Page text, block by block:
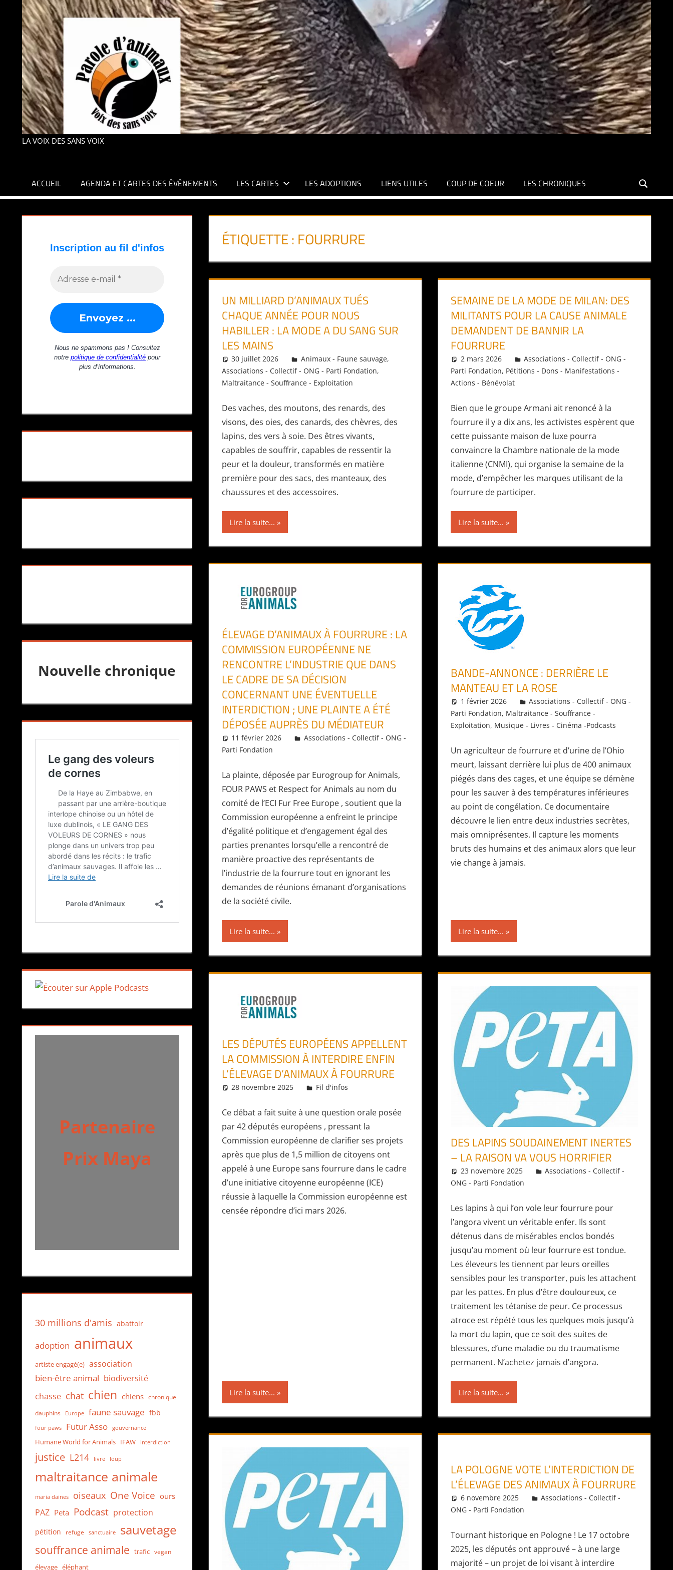
LA VOIX DES SANS VOIX
ACCUEIL AGENDA ET CARTES DES ÉVÉNEMENTS LES CARTES LES ADOPTIONS LIENS UTILES COUP DE COEUR LES CHRONIQUES
ÉTIQUETTE : FOURRURE
UN MILLIARD D’ANIMAUX TUÉS
CHAQUE ANNÉE POUR NOUS
HABILLER : LA MODE A DU SANG SUR
LES MAINS
30 juillet 2026 Daniel
Animaux - Faune sauvage,
Associations - Collectif - ONG - Parti Fondation,
Maltraitance - Souffrance - Exploitation
Des vaches, des moutons, des renards, des
visons, des oies, des canards, des chèvres, des
lapins, des vers à soie. Des êtres vivants,
capables de souffrir, capables de ressentir la
peur et la douleur, transformés en matière
première pour des sacs, des manteaux, des
chaussures et des accessoires.
Lire la suite...
SEMAINE DE LA MODE DE MILAN: DES
MILITANTS POUR LA CAUSE ANIMALE
DEMANDENT DE BANNIR LA
FOURRURE
2 mars 2026 Daniel
Associations - Collectif - ONG -
Parti Fondation, Pétitions - Dons - Manifestations -
Actions - Bénévolat
Bien que le groupe Armani ait renoncé à la
fourrure il y a dix ans, les activistes espèrent que
cette puissante maison de luxe pourra
convaincre la Chambre nationale de la mode
italienne (CNMI), qui organise la semaine de la
mode, d’empêcher les marques utilisant de la
fourrure de participer.
Lire la suite...
ÉLEVAGE D’ANIMAUX À FOURRURE : LA
COMMISSION EUROPÉENNE NE
RENCONTRE L’INDUSTRIE QUE DANS
LE CADRE DE SA DÉCISION
CONCERNANT UNE ÉVENTUELLE
INTERDICTION ; UNE PLAINTE A ÉTÉ
DÉPOSÉE AUPRÈS DU MÉDIATEUR
11 février 2026 Daniel
Associations - Collectif - ONG -
Parti Fondation
La plainte, déposée par Eurogroup for Animals,
FOUR PAWS et Respect for Animals au nom du
comité de l’ECI Fur Free Europe , soutient que la
Commission européenne a enfreint le principe
d’égalité politique et d’engagement égal des
parties prenantes lorsqu’elle a rencontré de
manière proactive des représentants de
l’industrie de la fourrure tout en ignorant les
demandes de réunions émanant d’organisations
de la société civile.
Lire la suite...
BANDE-ANNONCE : DERRIÈRE LE
MANTEAU ET LA ROSE
1 février 2026 Daniel
Associations - Collectif - ONG -
Parti Fondation, Maltraitance - Souffrance -
Exploitation, Musique - Livres - Cinéma -Podcasts
Un agriculteur de fourrure et d’urine de l’Ohio
meurt, laissant derrière lui plus de 400 animaux
piégés dans des cages, et une équipe se démène
pour les sauver à des températures inférieures
au point de congélation. Ce documentaire
découvre le lien entre deux industries secrètes,
mais omniprésentes. Il capture les moments
bruts des humains et des animaux alors que leur
vie change à jamais.
Lire la suite...
LES DÉPUTÉS EUROPÉENS APPELLENT
LA COMMISSION À INTERDIRE ENFIN
L’ÉLEVAGE D’ANIMAUX À FOURRURE
28 novembre 2025 Daniel
Fil d'infos
Ce débat a fait suite à une question orale posée
par 42 députés européens , pressant la
Commission européenne de clarifier ses projets
après que plus de 1,5 million de citoyens ont
appelé à une Europe sans fourrure dans le cadre
d’une initiative citoyenne européenne (ICE)
réussie à laquelle la Commission européenne est
censée répondre d’ici mars 2026.
Lire la suite...
DES LAPINS SOUDAINEMENT INERTES
– LA RAISON VA VOUS HORRIFIER
23 novembre 2025 Daniel
Associations - Collectif -
ONG - Parti Fondation
Les lapins à qui l’on vole leur fourrure pour
l’angora vivent un véritable enfer. Ils sont
détenus dans de misérables enclos bondés
jusqu’au moment où leur fourrure est tondue.
Les éleveurs les tiennent par leurs oreilles
sensibles pour les transporter, puis les attachent
par les pattes. En plus d’être douloureux, ce
traitement les tétanise de peur. Ce processus
atroce est répété tous les quelques mois jusqu’à
la mort du lapin, que ce soit des suites de
blessures, d’une maladie ou du traumatisme
permanent. N’achetez jamais d’angora.
Lire la suite...
LA POLOGNE VOTE L’INTERDICTION DE
L’ÉLEVAGE DES ANIMAUX À FOURRURE
6 novembre 2025 Daniel
Associations - Collectif -
ONG - Parti Fondation
Tournant historique en Pologne ! Le 17 octobre
2025, les députés ont approuvé – à une large
majorité – un projet de loi visant à interdire
Nouvelle chronique
Partenaire
Prix Maya
30 millions d'amis abattoir
adoption animaux
artiste engagé(e) association
bien-être animal biodiversité
chasse chat chien chiens chronique
dauphins
Europe faune sauvage fbb
four paws Futur Asso gouvernance
Humane World for Animals IFAW interdiction
justice L214 livre loup
maltraitance animale
maria daines oiseaux One Voice ours
PAZ Peta Podcast protection
pétition refuge sanctuaire sauvetage
souffrance animale trafic vegan
élevage éléphant